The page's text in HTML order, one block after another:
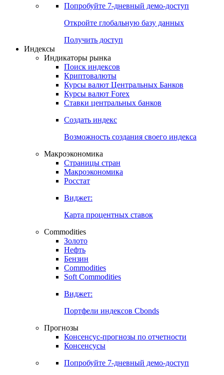
Денежный рынок
Календарь инвестора
Попробуйте7-дневный
Откройте глобальную базу данных
Получить доступ
Индикаторы рынка
Поиск индексов
Курсы валют Центральных Банков
Ставки центральных банков
Создать индекс
Возможность создания своего индекса
Страницы стран
Росстат
Виджет:
Карта процентных ставок
Commodities
Золото
Бензин
Soft Commodities
Виджет:
Портфели индексов Cbonds
Прогнозы